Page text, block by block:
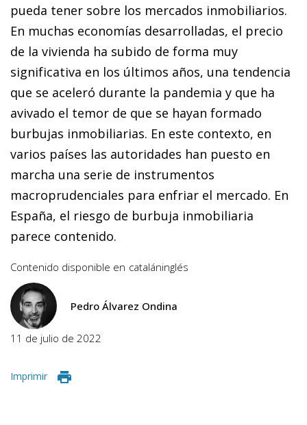
pueda tener sobre los mercados inmobiliarios.
En muchas economías desarrolladas, el precio
de la vivienda ha subido de forma muy
significativa en los últimos años, una tendencia
que se aceleró durante la pandemia y que ha
avivado el temor de que se hayan formado
burbujas inmobiliarias. En este contexto, en
varios países las autoridades han puesto en
marcha una serie de instrumentos
macroprudenciales para enfriar el mercado. En
España, el riesgo de burbuja inmobiliaria
parece contenido.
Contenido disponible en cataláninglés
Pedro Álvarez Ondina
11 de julio de 2022
Imprimir